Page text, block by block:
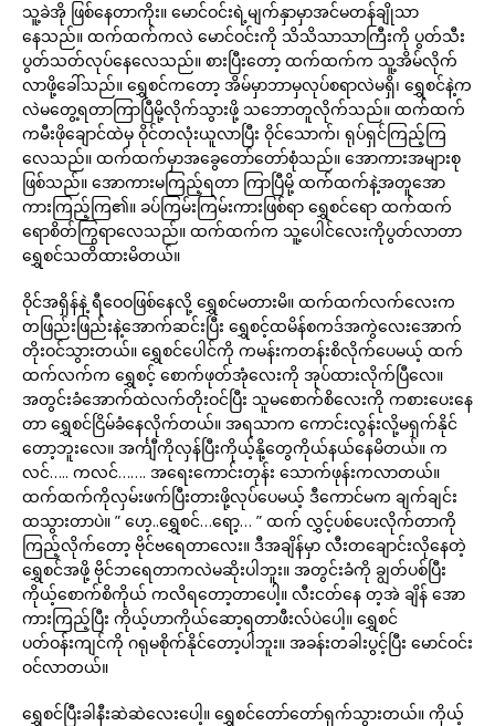
သူ့ခဲအို ဖြစ်နေတာကိုး။ မောင်ဝင်းရဲ့မျက်နှာမှာအင်မတန်ချိုသာ
နေသည်။ ထက်ထက်ကလဲ မောင်ဝင်းကို သိသိသာသာကြီးကို ပွတ်သီး
ပွတ်သတ်လုပ်နေလေသည်။ စားပြီးတော့ ထက်ထက်က သူ့အိမ်လိုက်
လာဖို့ခေါ်သည်။ ရွှေစင်ကတော့ အိမ်မှာဘာမှလုပ်စရာလဲမရှိ၊ ရွှေစင်နဲ့က
လဲမတွေ့ရတာကြာပြီမို့လိုက်သွားဖို့ သဘောတူလိုက်သည်။ ထက်ထက်
ကမီးဖိုချောင်ထဲမှ ဝိုင်တလုံးယူလာပြီး ဝိုင်သောက်၊ ရုပ်ရှင်ကြည့်ကြ
လေသည်။ ထက်ထက်မှာအခွေတော်တော်စုံသည်။ အောကားအများစု
ဖြစ်သည်။ အောကားမကြည့်ရတာ ကြာပြီမို့ ထက်ထက်နဲ့အတူအော
ကားကြည့်ကြ၏။ ခပ်ကြမ်းကြမ်းကားဖြစ်ရာ ရွှေစင်ရော ထက်ထက်
ရောစိတ်ကြွရာလေသည်။ ထက်ထက်က သူ့ပေါင်လေးကိုပွတ်လာတာ
ရွှေစင်သတိထားမိတယ်။
ဝိုင်အရှိန်နဲ့ ရီဝေဝဖြစ်နေလို့ ရွှေစင်မတားမိ။ ထက်ထက်လက်လေးက
တဖြည်းဖြည်းနဲ့အောက်ဆင်းပြီး ရွှေစင့်ထမိန်စကဒ်အကွဲလေးအောက်
တိုးဝင်သွားတယ်။ ရွှေစင်ပေါင်ကို ကမန်းကတန်းစိလိုက်ပေမယ့် ထက်
ထက်လက်က ရွှေစင့် စောက်ဖုတ်အုံလေးကို အုပ်ထားလိုက်ပြီလေ။
အတွင်းခံအောက်ထဲလက်တိုးဝင်ပြီး သူမစောက်စိလေးကို ကစားပေးနေ
တာ ရွှေစင်ငြိမ်ခံနေလိုက်တယ်။ အရသာက ကောင်းလွန်းလို့မရှက်နိုင်
တော့ဘူးလေ။ အင်္ကျီကိုလှန်ပြီးကိုယ့်နို့တွေကိုယ်နယ်နေမိတယ်။ က
လင်….. ကလင်……. အရေးကောင်းတုန်း သောက်ဖုန်းကလာတယ်။
ထက်ထက်ကိုလှမ်းဖက်ပြီးတားဖို့လုပ်ပေမယ့် ဒီကောင်မက ချက်ချင်း
ထသွားတာပဲ။ ” ဟေ့..ရွှေစင်…ရော့… ” ထက် လွှင့်ပစ်ပေးလိုက်တာကို
ကြည့်လိုက်တော့ ဗိုင်ဗရေတာလေး။ ဒီအချိန်မှာ လီးတချောင်းလိုနေတဲ့
ရွှေစင်အဖို့ ဗိုင်ဘရေတာကလဲမဆိုးပါဘူး။ အတွင်းခံကို ချွတ်ပစ်ပြီး
ကိုယ့်စောက်စိကိုယ် ကလိရတော့တာပေါ့။ လီးငတ်နေ တ့အဲ ချိန် အော
ကားကြည့်ပြီး ကိုယ့်ဟာကိုယ်ဆော့ရတာဖီးလ်ပဲပေါ့။ ရွှေစင်
ပတ်ဝန်းကျင်ကို ဂရုမစိုက်နိုင်တော့ပါဘူး။ အခန်းတခါးပွင့်ပြီး မောင်ဝင်း
ဝင်လာတယ်။
ရွှေစင်ပြီးခါနီးဆဲဆဲလေးပေါ့။ ရွှေစင်တော်တော်ရှက်သွားတယ်။ ကိုယ့်